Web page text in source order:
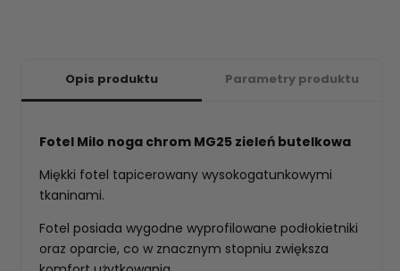
Opis produktu Parametry produktu
Fotel Milo noga chrom MG25 zieleń butelkowa
Miękki fotel tapicerowany wysokogatunkowymi
tkaninami.
Fotel posiada wygodne wyprofilowane podłokietniki
oraz oparcie, co w znacznym stopniu zwiększa